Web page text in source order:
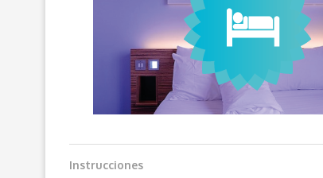
Instrucciones